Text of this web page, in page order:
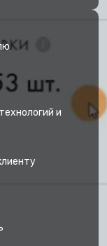
и